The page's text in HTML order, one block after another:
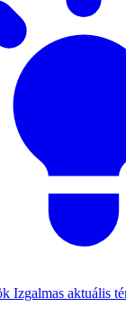
Izgalmas aktuális